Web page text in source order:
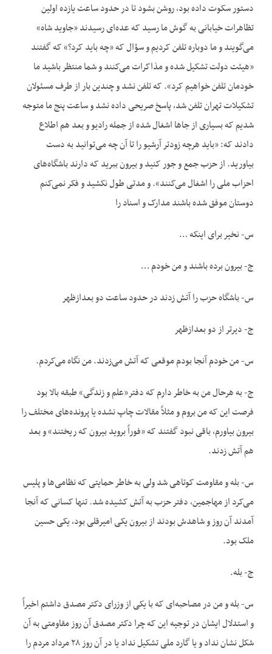
دستور سکوت داده بود، روشن بشود تا در حدود ساعت یازده اولین
تظاهرات خیابانی به گوش ما رسید که عده‌ای رسیدند «جاوید شاه»
می‌گویند و ما دوباره تلفن کردیم و سؤال که «چه باید کرد؟» که گفتند
«هیئت دولت تشکیل شده و مذاکرات می‌کنند و شما منتظر باشید ما
خودمان تلفن خواهیم کرد». که تلفن نشد و چندین بار از طرف مسئولان
تشکیلات تهران تلفن شد، پاسخ صریحی داده نشد و ساعت پنج ما متوجه
شدیم که بسیاری از جاها اشغال شده از جمله رادیو و بعد هم اطلاع
دادند که: «باید هرچه زودتر آرشیو را تا آن چه می‌توانید به دست
بیاورید. از حزب جمع و جور کنید و بیرون ببرید که دارند باشگاه‌های
احزاب ملی را اشغال می‌کنند». و مدتی طول نکشید و فکر نمی‌‌کنم
دوستان موفق شده باشند مدارک و اسناد را
س- نخیر برای اینکه …
ج- بیرون برده باشند و من خودم …
س- باشگاه حزب را آتش زدند در حدود ساعت دو بعدازظهر
ج- دیرتر از دو بعدازظهر
س- من خودم آنجا بودم موقعی که آتش می‌زدند. من نگاه می‌کردم.
ج- به هرحال من به خاطر دارم که دفتر«علم و زندگی» طبقه بالا بود
فرصت این که من بروم و مثلاً مقالات چاپ نشده یا پرونده‌های مختلف را
بیرون بیاورم، باقی نبود گفتند که «فوراً بروید بیرون که ریختند» و بعد
هم آتش زدند.
س- بله و مقاومت کوتاهی شد ولی به خاطر حمایتی که نظامی‌ها و پلیس
می‌کرد از مهاجمین، دفتر حزب به آتش کشیده شد. تنها کسانی که آنجا
آمدند آن روز و شاهدش بودند از بیرون یکی امیرقلی بود، یکی حسین
ملک بود.
ج- بله.
س- بله و من در مصاحبه‌ای که با یکی از وزرای دکتر مصدق داشتم اخیراً
و استدلال ایشان در توجیه این که چرا دکتر مصدق آن روز مقاومتی به آن
شکل نشان نداد و یا گارد ملی تشکیل نداد یا در آن روز ۲۸ مرداد مردم را